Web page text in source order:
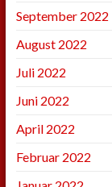
September 2022
August 2022
Juli 2022
Juni 2022
April 2022
Februar 2022